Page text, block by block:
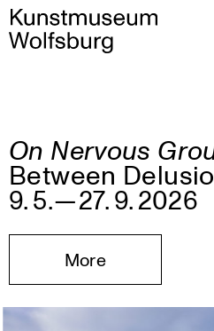
Skip
to
content
Kunstmuseum
Wolfsburg
On Nervous
Between
9. 5. — 27. 9. 2026
More